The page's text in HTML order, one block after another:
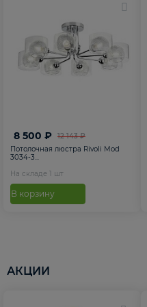
12 143 ₽
8 500 ₽
Потолочная люстра Rivoli Mod
3034-3...
На складе 1 шт
В корзину
АКЦИИ